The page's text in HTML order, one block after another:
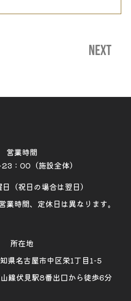
NEXT
営業時間
：00（施設全体）
（祝日の場合は翌日）
時間、定休日は異なります。
所在地
県名古屋市中区栄1丁目1-5
線伏見駅8番出口から徒歩6分